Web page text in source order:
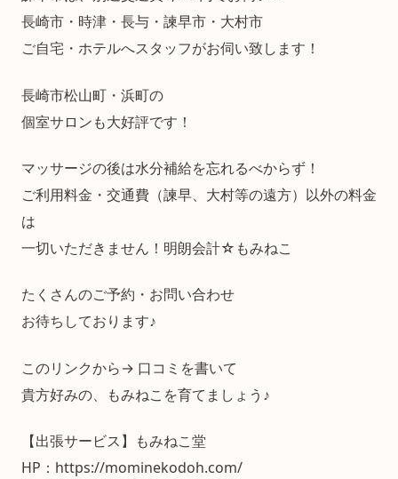
長崎市・時津・長与・諫早市・大村市
ご自宅・ホテルへスタッフがお伺い致します！
長崎市松山町・浜町の
個室サロンも大好評です！
マッサージの後は水分補給を忘れるべからず！
ご利用料金・交通費（諫早、大村等の遠方）以外の料金
は
一切いただきません！明朗会計☆もみねこ
たくさんのご予約・お問い合わせ
お待ちしております♪
このリンクから→ 口コミを書いて
貴方好みの、もみねこを育てましょう♪
【出張サービス】もみねこ堂
HP：https://mominekodoh.com/